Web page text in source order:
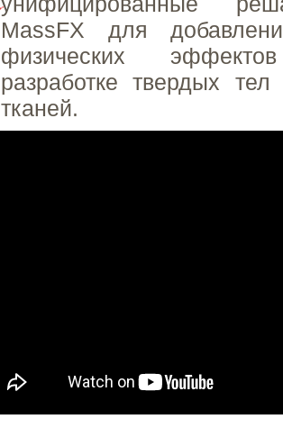
MassFX для
физических
разработке твердых
тканей.